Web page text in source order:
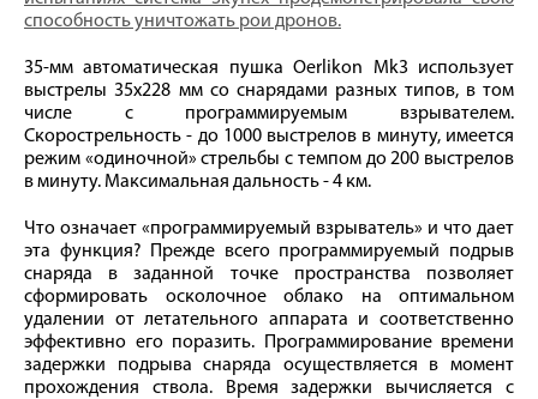
способность уничтожать рои дронов.
35-мм автоматическая пушка Oerlikon Mk3 использует
выстрелы 35х228 мм со снарядами разных типов, в том
числе с программируемым взрывателем.
Скорострельность - до 1000 выстрелов в минуту, имеется
режим «одиночной» стрельбы с темпом до 200 выстрелов
в минуту. Максимальная дальность - 4 км.
Что означает «программируемый взрыватель» и что дает
эта функция? Прежде всего программируемый подрыв
снаряда в заданной точке пространства позволяет
сформировать осколочное облако на оптимальном
удалении от летательного аппарата и соответственно
эффективно его поразить. Программирование времени
задержки подрыва снаряда осуществляется в момент
прохождения ствола. Время задержки вычисляется с